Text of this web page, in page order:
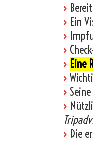
›
› Ein
›
›
› Eine
›
›
›
› Die